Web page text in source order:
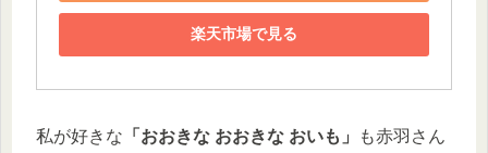
楽天市場で見る
私が好きな 「おおきな おおきな おいも」
も赤羽さん